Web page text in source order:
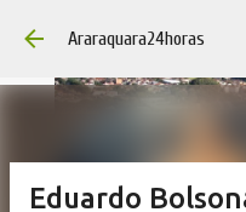
Araraquara24horas
Eduardo